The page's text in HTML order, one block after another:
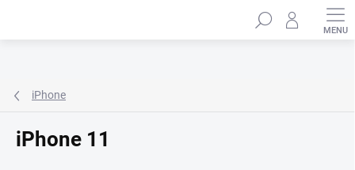
Hledat
iPhone
iPhone 11